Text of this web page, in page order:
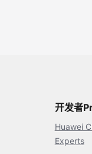
开发者
Huawei
Experts